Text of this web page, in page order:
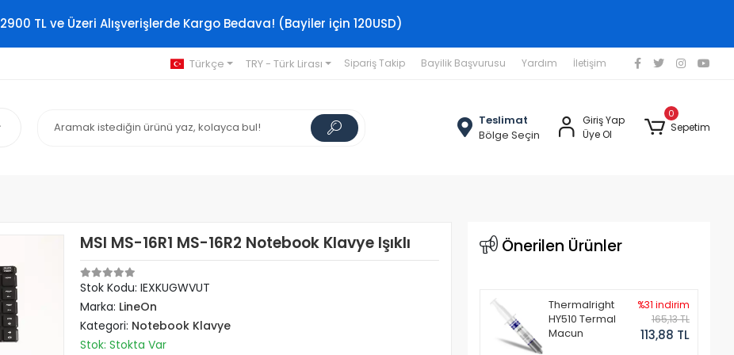
2900 TL ve Üzeri Alışverişlerde Kargo Bedava! (Bayiler için 120USD)
Türkçe TRY - Türk Lirası Sipariş Takip Bayilik Başvurusu Yardım İletişim
Teslimat
Bölge Seçin
Giriş Yap
Üye Ol
0
Sepetim
MSI MS-16R1 MS-16R2 Notebook Klavye Işıklı
Stok Kodu: IEXKUGWVUT
Marka: LineOn
Kategori: Notebook Klavye
Stok: Stokta Var
Önerilen Ürünler
Thermalright
HY510 Termal
Macun
%31 indirim
165,13 TL
113,88 TL